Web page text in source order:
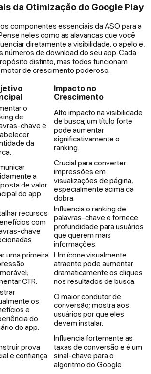
da Otimização do Google Play
componentes essenciais da ASO para a
neles como as alavancas que você
diretamente a visibilidade, o apelo e,
números de download do seu app. Cada
distinto, mas todos funcionam
de crescimento poderoso.
Impacto no
Crescimento
o
de
chave e
da
Alto impacto na visibilidade
de busca; um título forte
pode aumentar
significativamente o
ranking.
a
de valor
do app.
Crucial para converter
impressões em
visualizações de página,
especialmente acima da
dobra.
recursos
com
chave
Influencia o ranking de
palavras-chave e fornece
profundidade para usuários
que querem mais
informações.
uma primeira
CTR.
Um ícone visualmente
atraente pode aumentar
dramaticamente os cliques
nos resultados de busca.
os
e
do
do app.
O maior condutor de
conversão; mostra aos
usuários por que eles
devem instalar.
prova
e confiança.
Influencia fortemente as
taxas de conversão e é um
sinal-chave para o
algoritmo do Google.